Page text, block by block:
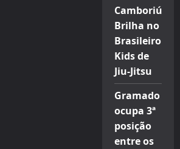
Camboriú
Brilha no
Brasileiro
Kids de
Jiu-Jitsu
Gramado
ocupa 3ª
posição
entre os